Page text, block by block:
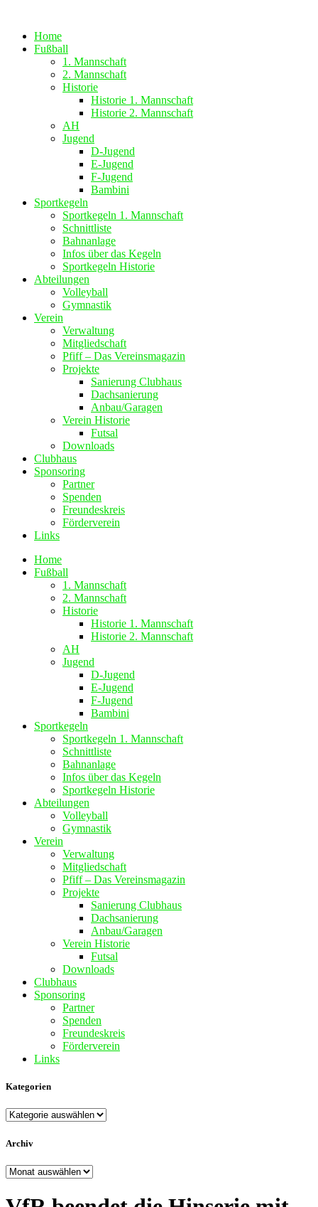
springenHome
Fußball
1. Mannschaft
2. Mannschaft
Historie
Historie 1. Mannschaft
Historie 2. Mannschaft
AH
Jugend
D-Jugend
E-Jugend
F-Jugend
Bambini
Sportkegeln
Sportkegeln 1. Mannschaft
Schnittliste
Bahnanlage
Infos über das Kegeln
Sportkegeln Historie
Abteilungen
Volleyball
Gymnastik
Verein
Verwaltung
Mitgliedschaft
Pfiff – Das Vereinsmagazin
Projekte
Sanierung Clubhaus
Dachsanierung
Anbau/Garagen
Verein Historie
Futsal
Downloads
Clubhaus
Sponsoring
Partner
Spenden
Freundeskreis
Förderverein
Links
Home
Fußball
1. Mannschaft
2. Mannschaft
Historie
Historie 1. Mannschaft
Historie 2. Mannschaft
AH
Jugend
D-Jugend
E-Jugend
F-Jugend
Bambini
Sportkegeln
Sportkegeln 1. Mannschaft
Schnittliste
Bahnanlage
Infos über das Kegeln
Sportkegeln Historie
Abteilungen
Volleyball
Gymnastik
Verein
Verwaltung
Mitgliedschaft
Pfiff – Das Vereinsmagazin
Projekte
Sanierung Clubhaus
Dachsanierung
Anbau/Garagen
Verein Historie
Futsal
Downloads
Clubhaus
Sponsoring
Partner
Spenden
Freundeskreis
Förderverein
Links
Kategorien
Kategorien
Archiv
Archiv